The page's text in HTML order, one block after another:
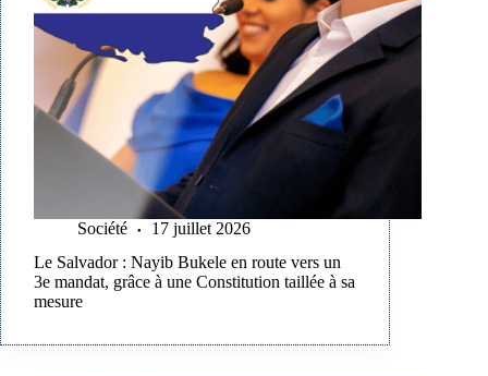
Société
17 juillet 2026
Le Salvador : Nayib Bukele en route vers un
3e mandat, grâce à une Constitution taillée à sa
mesure